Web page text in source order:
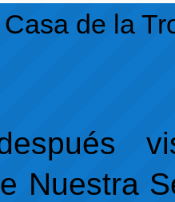
de la
Nuestra